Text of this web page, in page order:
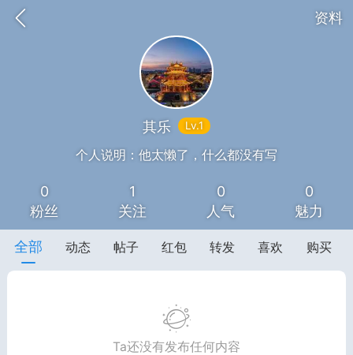
资料
赚题库券 充值
赚金币和题库券
加入上海学习交流群，资料免费领
中考资料 上海高考
其乐 Lv.1
个人说明：他太懒了，什么都没有写
0
粉丝
1
关注
0
人气
0
魅力
全部 动态 帖子 红包 转发 喜欢 购买
Ta还没有发布任何内容